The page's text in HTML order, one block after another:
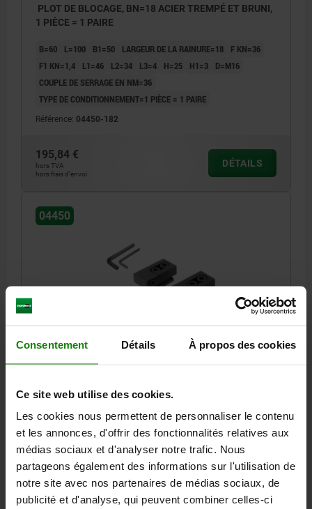
Consentement Détails À propos des cookies
Ce site web utilise des cookies.
Les cookies nous permettent de personnaliser le contenu
et les annonces, d'offrir des fonctionnalités relatives aux
médias sociaux et d'analyser notre trafic. Nous
partageons également des informations sur l'utilisation de
notre site avec nos partenaires de médias sociaux, de
publicité et d'analyse, qui peuvent combiner celles-ci
PLOT DE BLOCAGE, BN=18 ACIER TREMPÉ ET BRUNI,
1 PIÈCE = 1 PAIRE
B=60 L=100 B1=50 LARGEUR DE LA RAINURE=18
F KN=36
F1 KN=1,4
L1=46 L2=34 L3=4 H=25 H1=3
D=M16
COUPLE DE SERRAGE EN NM=36
TYPE DE CONDITIONNEMENT=1 PIÈCE = 1 PAIRE
Référence: 04450-182
195,84 €
hors TVA
hors frais d’envoi
DÉTAILS
04450
1 PIÈCE = 1 PAIRE
F1 KN=1,4
L1=46 L2=34 L3=4 H=25
TYPE DE CONDITIONNEMENT=1 PIÈCE = 1 PAIRE
202,45 €
hors frais d’envoi
DÉTAILS